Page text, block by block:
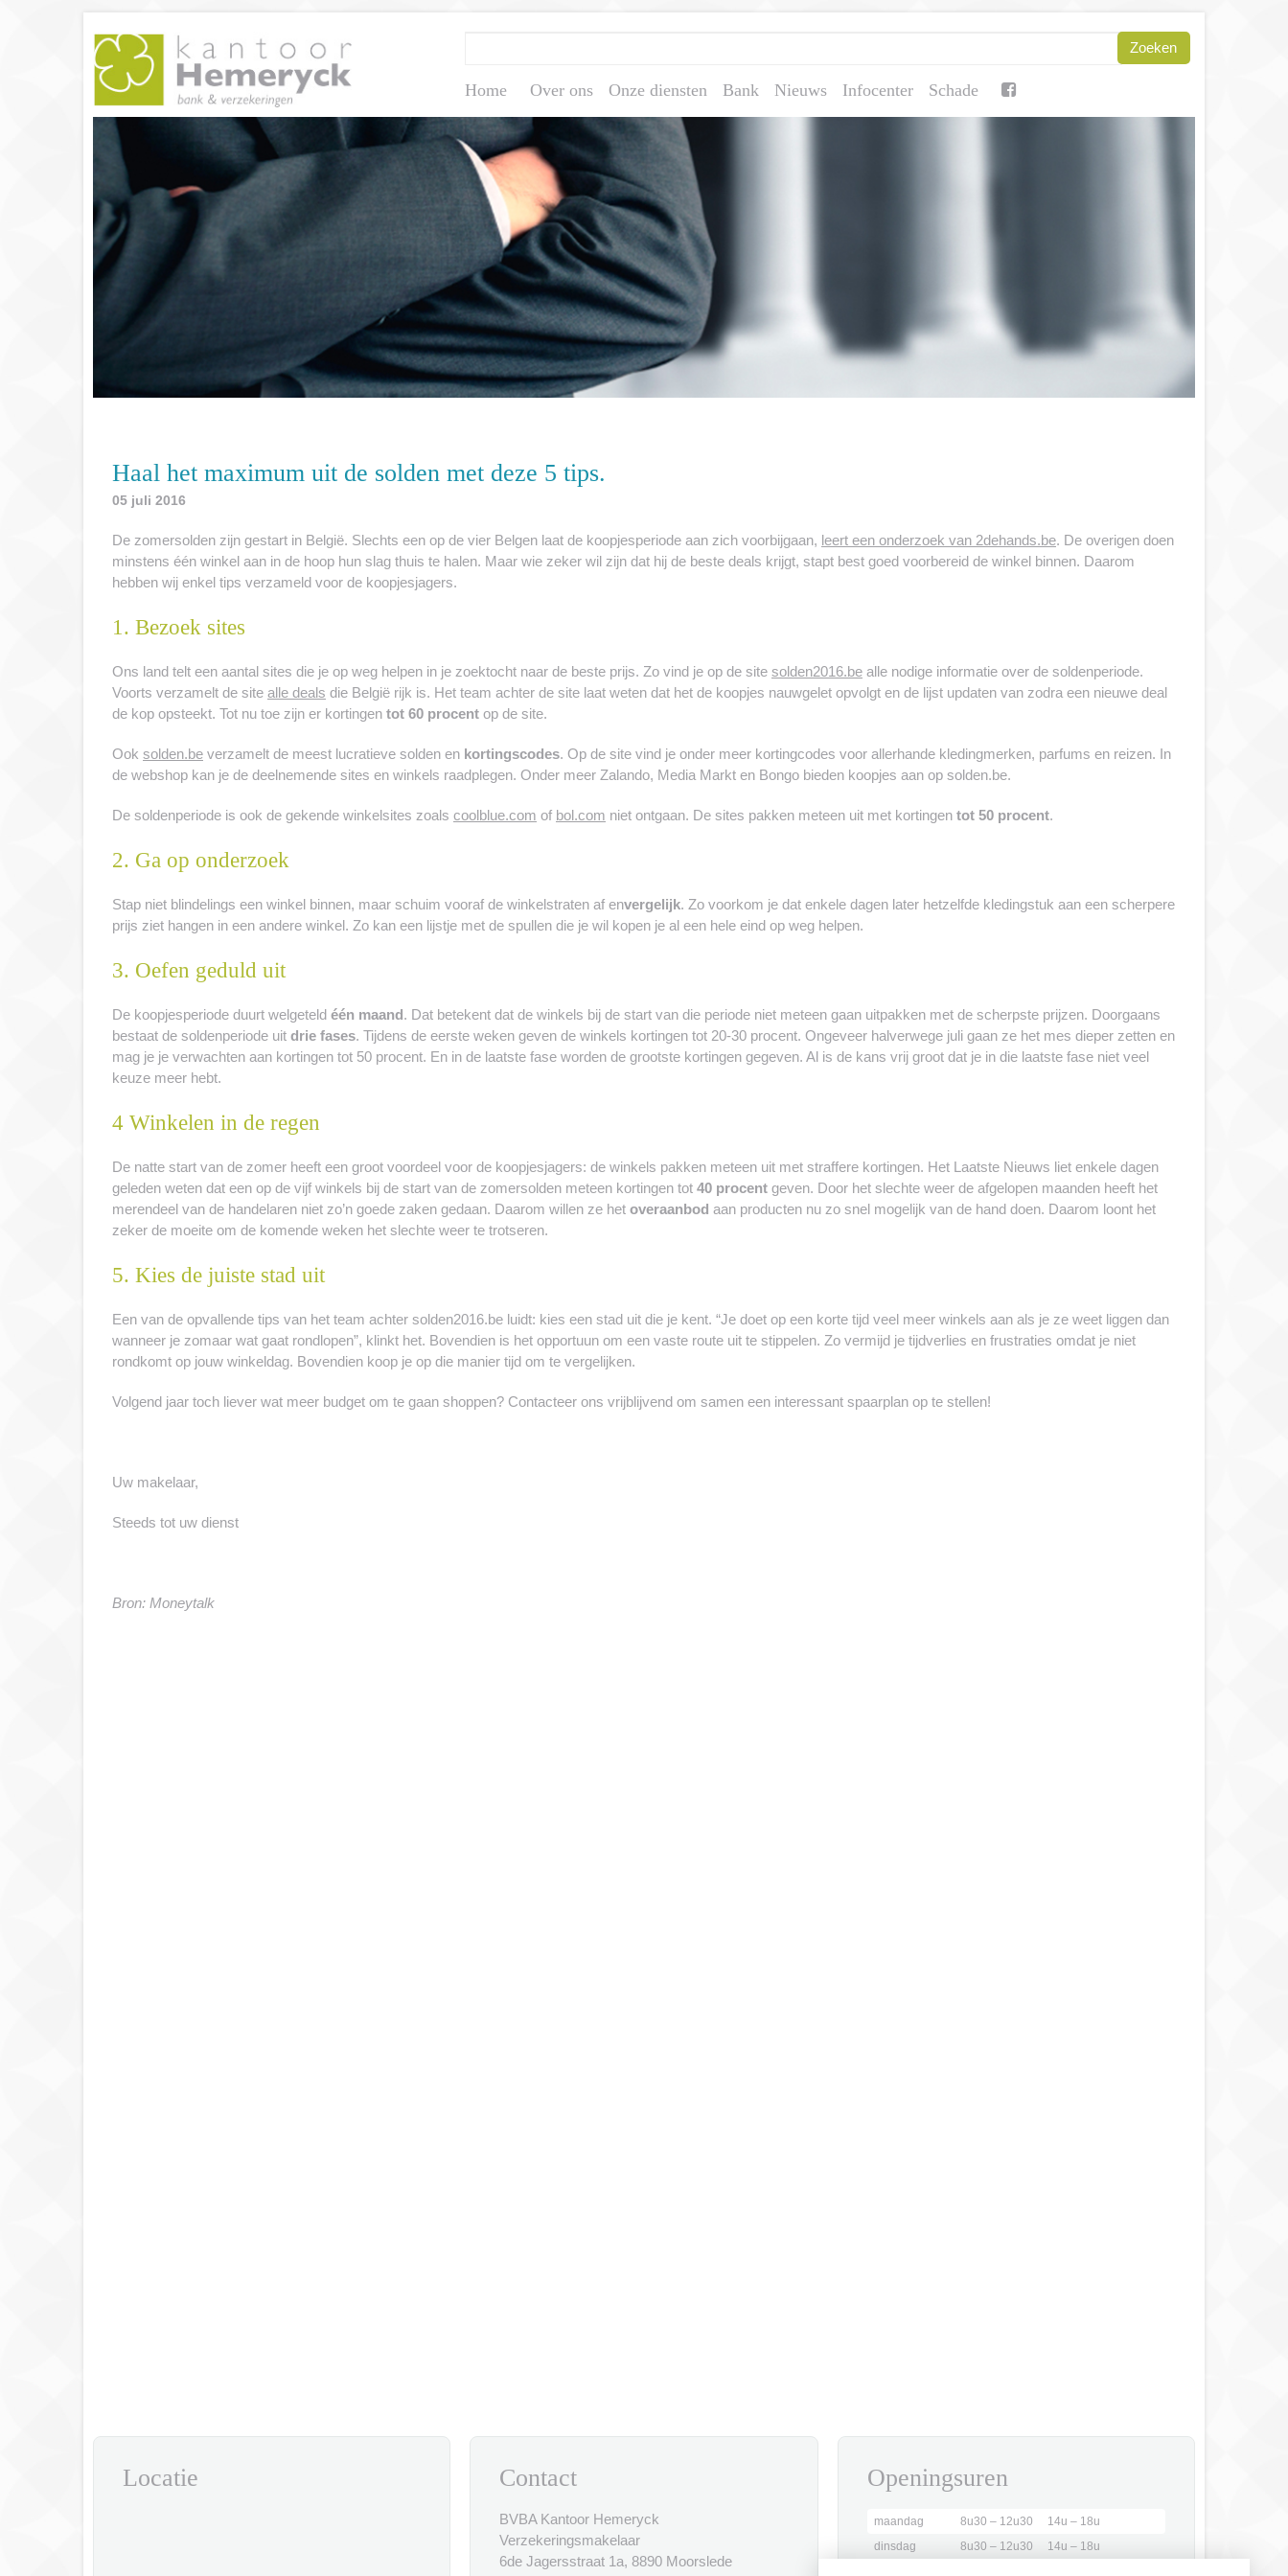
Home Over ons Onze diensten Bank Nieuws Infocenter Schade
Haal het maximum uit de solden met deze 5 tips.
05 juli 2016
De zomersolden zijn gestart in België. Slechts een op de vier Belgen laat de koopjesperiode aan zich voorbijgaan, leert een onderzoek van 2dehands.be. De overigen doen
minstens één winkel aan in de hoop hun slag thuis te halen. Maar wie zeker wil zijn dat hij de beste deals krijgt, stapt best goed voorbereid de winkel binnen. Daarom
hebben wij enkel tips verzameld voor de koopjesjagers.
1. Bezoek sites
Ons land telt een aantal sites die je op weg helpen in je zoektocht naar de beste prijs. Zo vind je op de site solden2016.be alle nodige informatie over de soldenperiode.
Voorts verzamelt de site alle deals die België rijk is. Het team achter de site laat weten dat het de koopjes nauwgelet opvolgt en de lijst updaten van zodra een nieuwe deal
de kop opsteekt. Tot nu toe zijn er kortingen tot 60 procent op de site.
Ook solden.be verzamelt de meest lucratieve solden en kortingscodes. Op de site vind je onder meer kortingcodes voor allerhande kledingmerken, parfums en reizen. In
de webshop kan je de deelnemende sites en winkels raadplegen. Onder meer Zalando, Media Markt en Bongo bieden koopjes aan op solden.be.
De soldenperiode is ook de gekende winkelsites zoals coolblue.com of bol.com niet ontgaan. De sites pakken meteen uit met kortingen tot 50 procent.
2. Ga op onderzoek
Stap niet blindelings een winkel binnen, maar schuim vooraf de winkelstraten af envergelijk. Zo voorkom je dat enkele dagen later hetzelfde kledingstuk aan een scherpere
prijs ziet hangen in een andere winkel. Zo kan een lijstje met de spullen die je wil kopen je al een hele eind op weg helpen.
3. Oefen geduld uit
De koopjesperiode duurt welgeteld één maand. Dat betekent dat de winkels bij de start van die periode niet meteen gaan uitpakken met de scherpste prijzen. Doorgaans
bestaat de soldenperiode uit drie fases. Tijdens de eerste weken geven de winkels kortingen tot 20-30 procent. Ongeveer halverwege juli gaan ze het mes dieper zetten en
mag je je verwachten aan kortingen tot 50 procent. En in de laatste fase worden de grootste kortingen gegeven. Al is de kans vrij groot dat je in die laatste fase niet veel
keuze meer hebt.
4 Winkelen in de regen
De natte start van de zomer heeft een groot voordeel voor de koopjesjagers: de winkels pakken meteen uit met straffere kortingen. Het Laatste Nieuws liet enkele dagen
geleden weten dat een op de vijf winkels bij de start van de zomersolden meteen kortingen tot 40 procent geven. Door het slechte weer de afgelopen maanden heeft het
merendeel van de handelaren niet zo’n goede zaken gedaan. Daarom willen ze het overaanbod aan producten nu zo snel mogelijk van de hand doen. Daarom loont het
zeker de moeite om de komende weken het slechte weer te trotseren.
5. Kies de juiste stad uit
Een van de opvallende tips van het team achter solden2016.be luidt: kies een stad uit die je kent. “Je doet op een korte tijd veel meer winkels aan als je ze weet liggen dan
wanneer je zomaar wat gaat rondlopen”, klinkt het. Bovendien is het opportuun om een vaste route uit te stippelen. Zo vermijd je tijdverlies en frustraties omdat je niet
rondkomt op jouw winkeldag. Bovendien koop je op die manier tijd om te vergelijken.
Volgend jaar toch liever wat meer budget om te gaan shoppen? Contacteer ons vrijblijvend om samen een interessant spaarplan op te stellen!
Uw makelaar,
Steeds tot uw dienst
Bron: Moneytalk
Locatie Contact
BVBA Kantoor Hemeryck
Verzekeringsmakelaar
6de Jagersstraat 1a, 8890 Moorslede
Openingsuren
maandag 8u30 – 12u30
14u – 18u
dinsdag
8u30 – 12u30
14u – 18u